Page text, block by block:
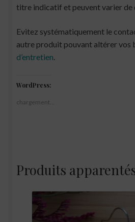
titre indicatif et peuvent varier de
Evitez systématiquement le
autre produit pouvant altérer vos
d’entretien.
WordPress:
chargement…
Produits